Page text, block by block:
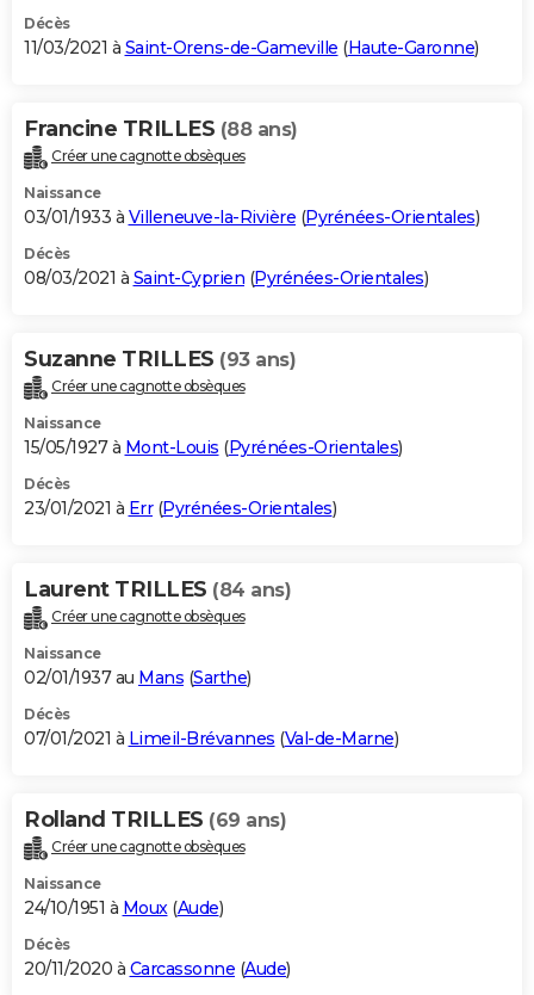
Décès
11/03/2021 à Saint-Orens-de-Gameville (Haute-Garonne)
Francine TRILLES (88 ans)
Créer une cagnotte obsèques
Naissance
03/01/1933 à Villeneuve-la-Rivière (Pyrénées-Orientales)
Décès
08/03/2021 à Saint-Cyprien (Pyrénées-Orientales)
Suzanne TRILLES (93 ans)
Créer une cagnotte obsèques
Naissance
15/05/1927 à Mont-Louis (Pyrénées-Orientales)
Décès
23/01/2021 à Err(Pyrénées-Orientales)
Laurent TRILLES (84 ans)
Créer une cagnotte obsèques
Naissance
02/01/1937 au Mans (Sarthe)
Décès
07/01/2021 à Limeil-Brévannes (Val-de-Marne)
Rolland TRILLES (69 ans)
Créer une cagnotte obsèques
Naissance
24/10/1951 à Moux(Aude)
Décès
20/11/2020 à Carcassonne (Aude)